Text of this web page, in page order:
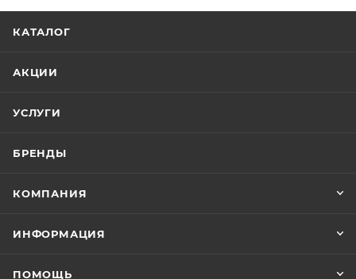
КАТАЛОГ
АКЦИИ
УСЛУГИ
БРЕНДЫ
КОМПАНИЯ
ИНФОРМАЦИЯ
ПОМОЩЬ